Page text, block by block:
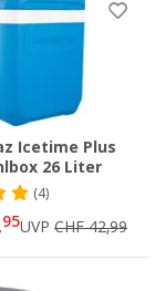
Icetime Plus
26 Liter
(4)
95UVP CHF 42,99